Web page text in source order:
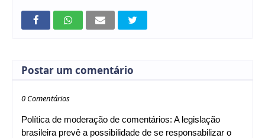
Postar um comentário
0 Comentários
Política de moderação de comentários: A legislação
brasileira prevê a possibilidade de se responsabilizar o